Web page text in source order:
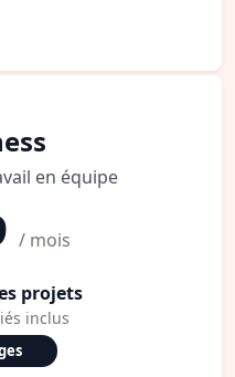
en équipe
/ mois
projets
inclus